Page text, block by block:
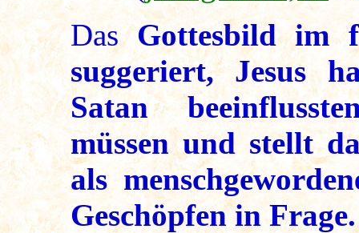
DasGottesbild im
suggeriert, Jesus
Satan
müssen und stellt
als
Geschöpfen in Frage.